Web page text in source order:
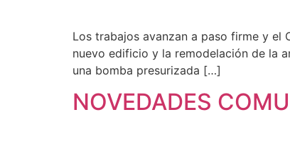
Los trabajos avanzan a paso firme y el
nuevo edificio y la remodelación de la
una bomba presurizada […]
NOVEDADES